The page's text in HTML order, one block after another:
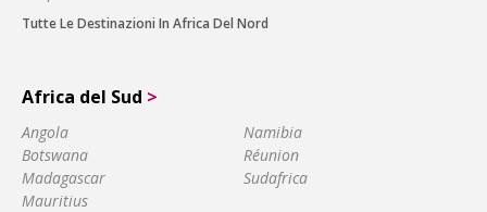
Tutte Le Destinazioni In Africa Del Nord
Africa del Sud >
Angola
Botswana
Madagascar
Mauritius
Namibia
Réunion
Sudafrica